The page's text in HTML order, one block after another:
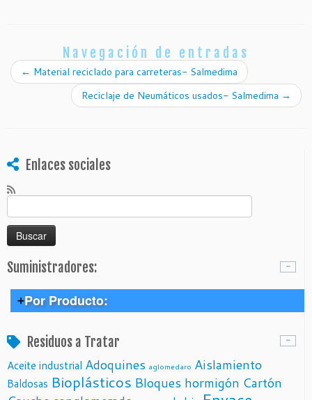
Navegación de entradas
← Material reciclado para carreteras- Salmedima
Reciclaje de Neumáticos usados- Salmedima →
Enlaces sociales
Suministradores:
Por Producto:
> Cuero
Cuero fabricados con residuos de cultivos de piña –
Piñatex
> Envases de uso alimenticio
Papel de residuos agrícolas – Paperwise
> Papel y Cartón
Residuos a Tratar
Aceite industrial Adoquines aglomedaro Aislamiento
Baldosas Bioplásticos Bloques hormigón Cartón